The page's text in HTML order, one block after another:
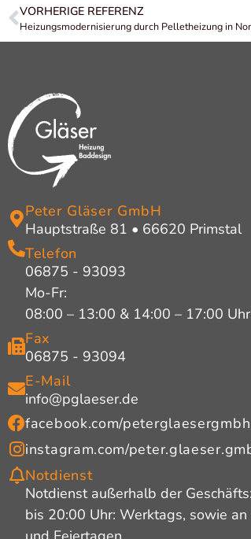
VORHERIGE REFERENZ
Heizungsmodernisierung durch Pelletheizung in
Peter Gläser GmbH
Hauptstraße 81 • 66620 Primstal
Telefon
06875 - 93093
Mo-Fr:
08:00 – 13:00 & 14:00 – 17:00 Uhr
Fax
06875 - 93094
E-Mail
info@pglaeser.de
facebook.com/peterglaesergmbh
instagram.com/
Notdienst
Notdienst außerhalb der
bis 20:00 Uhr: Werktags, sowie an